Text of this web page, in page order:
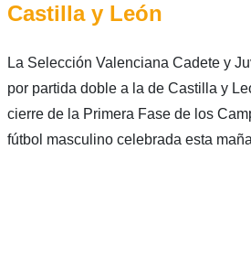
Castilla y León
La Selección Valenciana Cadete y
por partida doble a la de Castilla y
cierre de la Primera Fase de los
fútbol masculino celebrada esta